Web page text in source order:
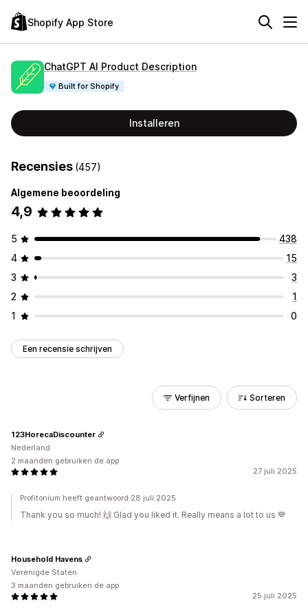
Shopify App Store
ChatGPT AI Product Description
Built for Shopify
Installeren
Recensies (457)
Algemene beoordeling
4,9
5
438
4
15
3
3
2
1
1
0
Een recensie schrijven
Verfijnen Sorteren
27 juli 2025
123HorecaDiscounter
Nederland
2 maanden gebruiken de app
Profitonium heeft geantwoord 28 juli 2025
Thank you so much! 🙌 Glad you liked it. Really means a lot to us 💙
25 juli 2025
Household Havens
Verenigde Staten
3 maanden gebruiken de app